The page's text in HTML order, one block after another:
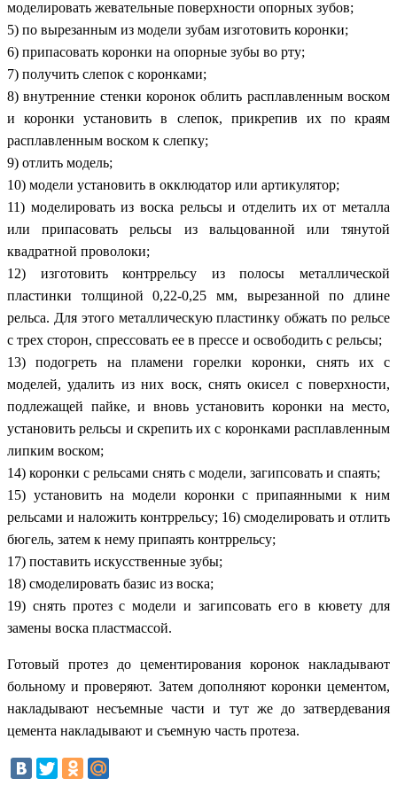
моделировать жевательные поверхности опорных зубов;
5) по вырезанным из модели зубам изготовить коронки;
6) припасовать коронки на опорные зубы во рту;
7) получить слепок с коронками;
8) внутренние стенки коронок облить расплавленным воском
и коронки установить в слепок, прикрепив их по краям
расплавленным воском к слепку;
9) отлить модель;
10) модели установить в окклюдатор или артикулятор;
11) моделировать из воска рельсы и отделить их от металла
или припасовать рельсы из вальцованной или тянутой
квадратной проволоки;
12) изготовить контррельсу из полосы металлической
пластинки толщиной 0,22-0,25 мм, вырезанной по длине
рельса. Для этого металлическую пластинку обжать по рельсе
с трех сторон, спрессовать ее в прессе и освободить с рельсы;
13) подогреть на пламени горелки коронки, снять их с
моделей, удалить из них воск, снять окисел с поверхности,
подлежащей пайке, и вновь установить коронки на место,
установить рельсы и скрепить их с коронками расплавленным
липким воском;
14) коронки с рельсами снять с модели, загипсовать и спаять;
15) установить на модели коронки с припаянными к ним
рельсами и наложить контррельсу; 16) смоделировать и отлить
бюгель, затем к нему припаять контррельсу;
17) поставить искусственные зубы;
18) смоделировать базис из воска;
19) снять протез с модели и загипсовать его в кювету для
замены воска пластмассой.
Готовый протез до цементирования коронок накладывают
больному и проверяют. Затем дополняют коронки цементом,
накладывают несъемные части и тут же до затвердевания
цемента накладывают и съемную часть протеза.